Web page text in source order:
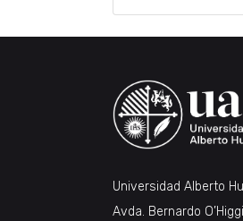
Universidad Alberto
Avda. Bernardo